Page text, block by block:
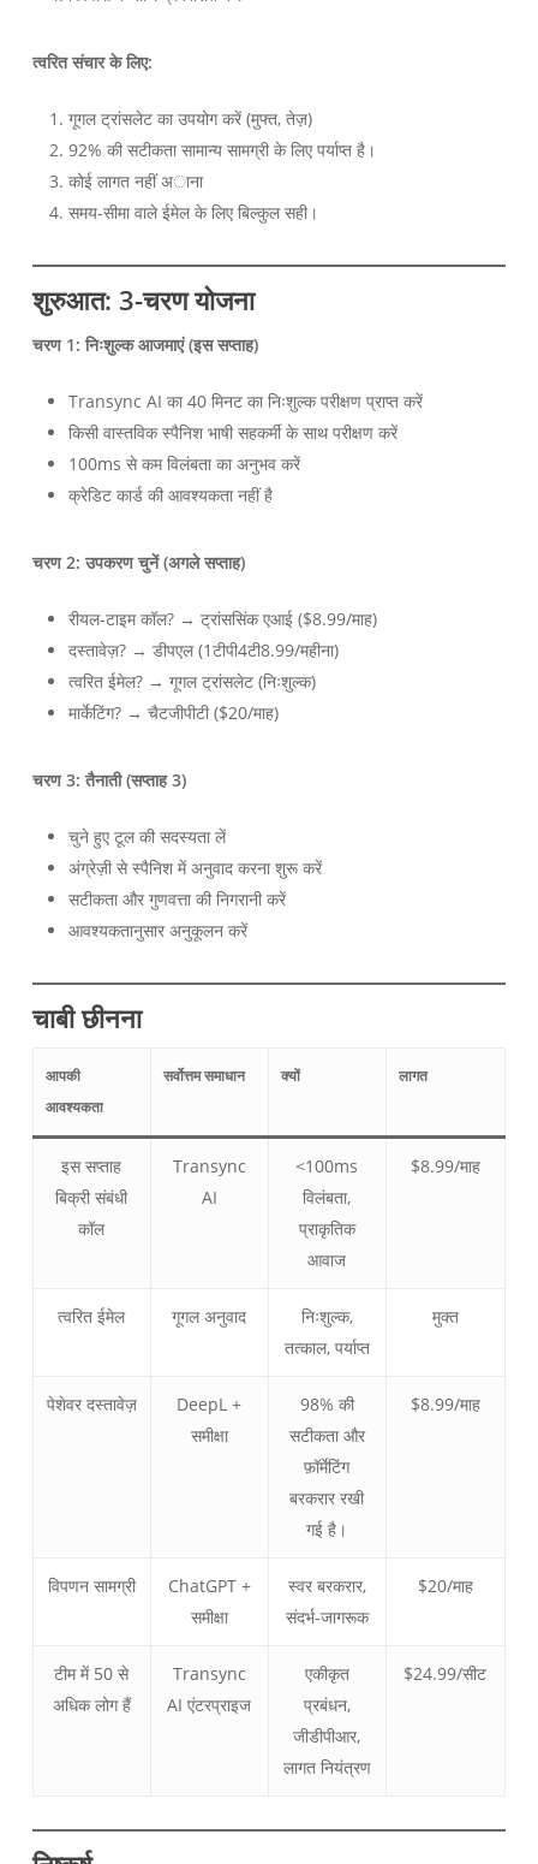
त्वरित संचार के लिए:
गूगल ट्रांसलेट का उपयोग करें (मुफ्त, तेज़)
92% की सटीकता सामान्य सामग्री के लिए पर्याप्त है।
कोई लागत नहीं अाना
समय-सीमा वाले ईमेल के लिए बिल्कुल सही।
शुरुआत: 3-चरण योजना
चरण 1: निःशुल्क आजमाएं (इस सप्ताह)
Transync AI का 40 मिनट का निःशुल्क परीक्षण प्राप्त करें
किसी वास्तविक स्पैनिश भाषी सहकर्मी के साथ परीक्षण करें
100ms से कम विलंबता का अनुभव करें
क्रेडिट कार्ड की आवश्यकता नहीं है
चरण 2: उपकरण चुनें (अगले सप्ताह)
रीयल-टाइम कॉल? → ट्रांससिंक एआई ($8.99/माह)
दस्तावेज़? → डीपएल (1टीपी4टी8.99/महीना)
त्वरित ईमेल? → गूगल ट्रांसलेट (निःशुल्क)
मार्केटिंग? → चैटजीपीटी ($20/माह)
चरण 3: तैनाती (सप्ताह 3)
चुने हुए टूल की सदस्यता लें
अंग्रेज़ी से स्पैनिश में अनुवाद करना शुरू करें
सटीकता और गुणवत्ता की निगरानी करें
आवश्यकतानुसार अनुकूलन करें
चाबी छीनना
आपकी
आवश्यकता
सर्वोत्तम समाधान क्यों लागत
इस सप्ताह
बिक्री संबंधी
कॉल
Transync
AI
<100ms
विलंबता,
प्राकृतिक
आवाज
$8.99/माह
त्वरित ईमेल गूगल अनुवाद
निःशुल्क,
तत्काल, पर्याप्त
मुक्त
पेशेवर दस्तावेज़
DeepL +
समीक्षा
98% की
सटीकता और
फ़ॉर्मेटिंग
बरकरार रखी
गई है।
$8.99/माह
विपणन सामग्री
ChatGPT +
समीक्षा
स्वर बरकरार,
संदर्भ-जागरूक
$20/माह
टीम में 50 से
अधिक लोग हैं
Transync
AI एंटरप्राइज
एकीकृत
प्रबंधन,
जीडीपीआर,
लागत नियंत्रण
$24.99/सीट